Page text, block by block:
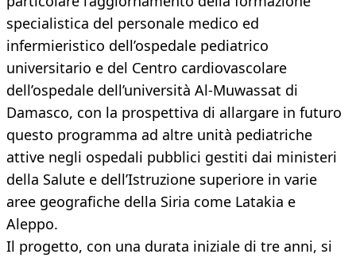
specialistica del personale medico ed
infermieristico dell’ospedale pediatrico
universitario e del Centro cardiovascolare
dell’ospedale dell’università Al‐Muwassat di
Damasco, con la prospettiva di allargare in futuro
questo programma ad altre unità pediatriche
attive negli ospedali pubblici gestiti dai ministeri
della Salute e dell’Istruzione superiore in varie
aree geografiche della Siria come Latakia e
Aleppo.
Il progetto, con una durata iniziale di tre anni, si